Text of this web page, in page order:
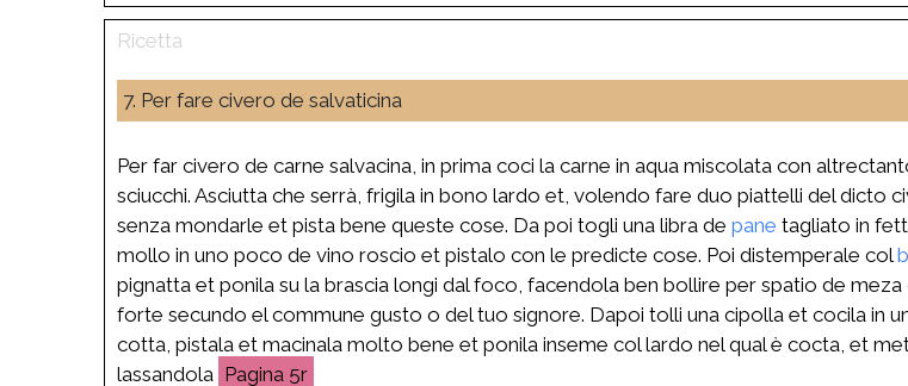
7. Per fare civero de salvaticina
Per far civero de carne salvacina, in prima coci la carne in aqua miscolata con
sciucchi. Asciutta che serrà, frigila in bono lardo et, volendo fare duo piattelli del dicto
senza mondarle et pista bene queste cose. Da poi togli una libra de pane tagliato in
mollo in uno poco de vino roscio et pistalo con le predicte cose. Poi distemperale col
pignatta et ponila su la brascia longi dal foco, facendola ben bollire per spatio de
forte secundo el commune gusto o del tuo signore. Dapoi tolli una cipolla et cocila in
cotta, pistala et macinala molto bene et ponila inseme col lardo nel qual è cocta, et
lassandola
5r